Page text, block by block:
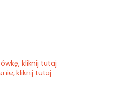
kliknij tutaj
kliknij tutaj